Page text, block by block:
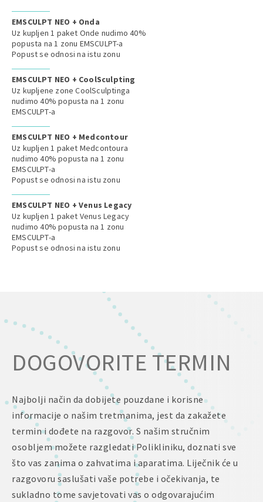
EMSCULPT NEO + Onda
Uz kupljen 1 paket Onde nudimo 40%
popusta na 1 zonu EMSCULPT-a
Popust se odnosi na istu zonu
EMSCULPT NEO + CoolSculpting
Uz kupljene zone CoolSculptinga
nudimo 40% popusta na 1 zonu
EMSCULPT-a
EMSCULPT NEO + Medcontour
Uz kupljen 1 paket Medcontoura
nudimo 40% popusta na 1 zonu
EMSCULPT-a
Popust se odnosi na istu zonu
EMSCULPT NEO + Venus Legacy
Uz kupljen 1 paket Venus Legacy
nudimo 40% popusta na 1 zonu
EMSCULPT-a
Popust se odnosi na istu zonu
DOGOVORITE TERMIN
Najbolji način da dobijete pouzdane i korisne
informacije o našim tretmanima, jest da zakažete
termin i dođete na razgovor. S našim stručnim
osobljem možete razgledati Polikliniku, doznati sve
što vas zanima o zahvatima i aparatima. Liječnik će u
razgovoru saslušati vaše potrebe i očekivanja, te
sukladno tome savjetovati vas o odgovarajućim